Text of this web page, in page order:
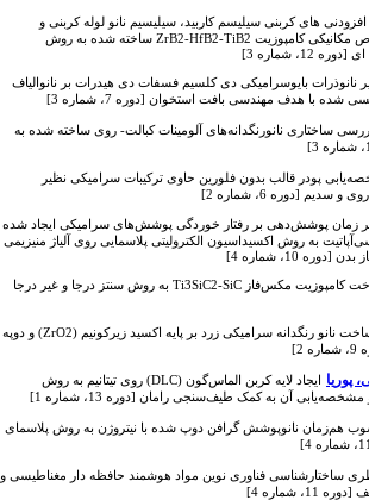
های کربنی سیلیسم کاربید، سیلیسیم نانو لوله کربنی و
سیلیسیم گرافیت بر خواص مکانیکی کامپوزیت ZrB2-HfB2-TiB2 ساخته شده به روش
شماره 3]
نانوذرات بایوسرامیکی دی‌ کلسیم ‌فسفات دی ‌هیدرات بر نانوالیاف
شده با هدف مهندسی بافت استخوان [دوره 7، شماره 3]
ساختاری نانورنگدانه‌های آلومینات کبالت- روی ساخته شده به
پودر قالب بدون فلورین حاوی ترکیبات سرامیکی نظیر
[دوره 6، شماره 2]
زمان پوشش‌دهی بر رفتار خوردگی پوشش‌های سرامیکی ایجاد شده
به روش اکسیداسیون الکترولیتی پلاسمایی روی آلیاژ منیزیمی
ساخت کامپوزیت مکس‌فاز Ti3SiC2-SiC به روش سنتز درجا و غیر درجا
ساخت نانو رنگدانه سرامیکی زرد بر پایه اکسید زیرکونیم (ZrO2) و دوپه
ایجاد لایه کربن‌ الماس‌گون (DLC) روی تیتانیم به روش
آن به کمک طیف‌سنجی رامان [دوره 13، شماره 1]
هم‌زمان نانوپوشش گرافن دوپ شده با نیتروژن به روش پلاسمای
ساختارشناسی فناوری نوین مواد هوشمند حافظه دار مغناطیسی و
شماره 4]